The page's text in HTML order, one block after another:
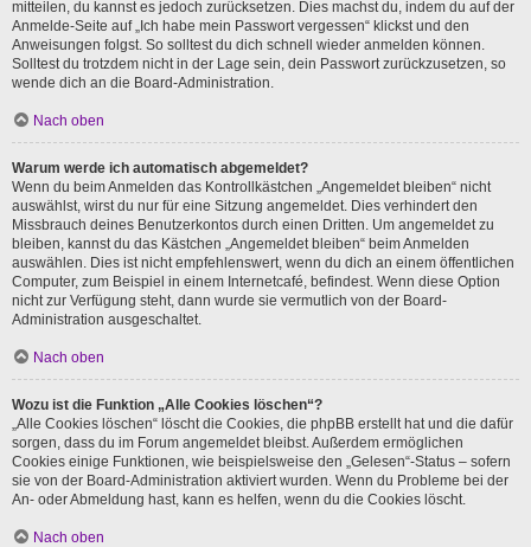
mitteilen, du kannst es jedoch zurücksetzen. Dies machst du, indem du auf der
Anmelde-Seite auf „Ich habe mein Passwort vergessen“ klickst und den
Anweisungen folgst. So solltest du dich schnell wieder anmelden können.
Solltest du trotzdem nicht in der Lage sein, dein Passwort zurückzusetzen, so
wende dich an die Board-Administration.
Nach oben
Warum werde ich automatisch abgemeldet?
Wenn du beim Anmelden das Kontrollkästchen „Angemeldet bleiben“ nicht
auswählst, wirst du nur für eine Sitzung angemeldet. Dies verhindert den
Missbrauch deines Benutzerkontos durch einen Dritten. Um angemeldet zu
bleiben, kannst du das Kästchen „Angemeldet bleiben“ beim Anmelden
auswählen. Dies ist nicht empfehlenswert, wenn du dich an einem öffentlichen
Computer, zum Beispiel in einem Internetcafé, befindest. Wenn diese Option
nicht zur Verfügung steht, dann wurde sie vermutlich von der Board-
Administration ausgeschaltet.
Nach oben
Wozu ist die Funktion „Alle Cookies löschen“?
„Alle Cookies löschen“ löscht die Cookies, die phpBB erstellt hat und die dafür
sorgen, dass du im Forum angemeldet bleibst. Außerdem ermöglichen
Cookies einige Funktionen, wie beispielsweise den „Gelesen“-Status – sofern
sie von der Board-Administration aktiviert wurden. Wenn du Probleme bei der
An- oder Abmeldung hast, kann es helfen, wenn du die Cookies löscht.
Nach oben